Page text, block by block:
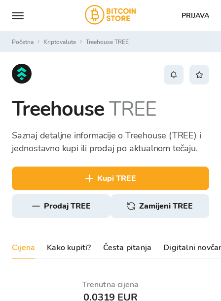
PRIJAVA
Početna Kriptovalute Treehouse TREE
TreehouseTREE
Saznaj detaljne informacije o Treehouse (TREE) i
jednostavno kupi ili prodaj po aktualnom tečaju.
kupi TREE
prodaj TREE Zamijeni TREE
Cijena Kako kupiti? Česta pitanja Digitalni
Trenutna cijena
0.0319 EUR